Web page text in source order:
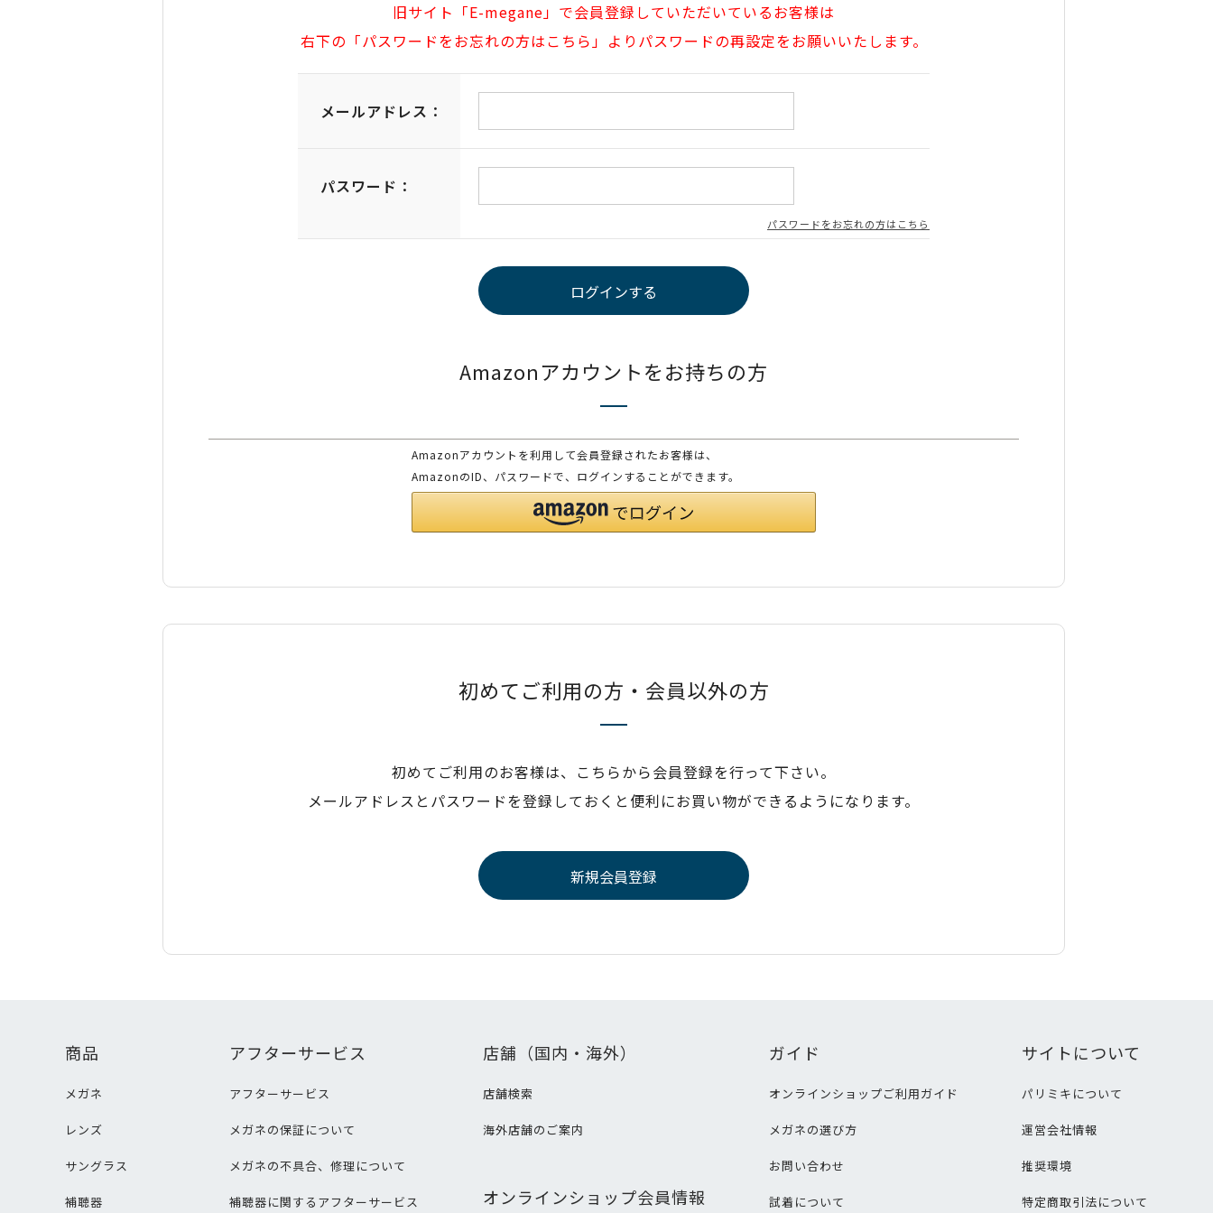
旧サイト「E-megane」で会員登録していただいているお客様は
右下の「パスワードをお忘れの方はこちら」よりパスワードの再設定をお願いいたします。
メールアドレス：
パスワード：
パスワードをお忘れの方はこちら
Amazonアカウントをお持ちの方
Amazonアカウントを利用して会員登録されたお客様は、
AmazonのID、パスワードで、ログインすることができます。
初めてご利用の方・会員以外の方
初めてご利用のお客様は、こちらから会員登録を行って下さい。
メールアドレスとパスワードを登録しておくと便利にお買い物ができるようになります。
商品
メガネ
レンズ
サングラス
補聴器
アフターサービス
アフターサービス
メガネの保証について
メガネの不具合、修理について
補聴器に関するアフターサービス
店舗（国内・海外）
店舗検索
海外店舗のご案内
オンラインショップ会員情報
ガイド
オンラインショップご利用ガイド
メガネの選び方
お問い合わせ
試着について
サイトについて
パリミキについて
運営会社情報
推奨環境
特定商取引法について